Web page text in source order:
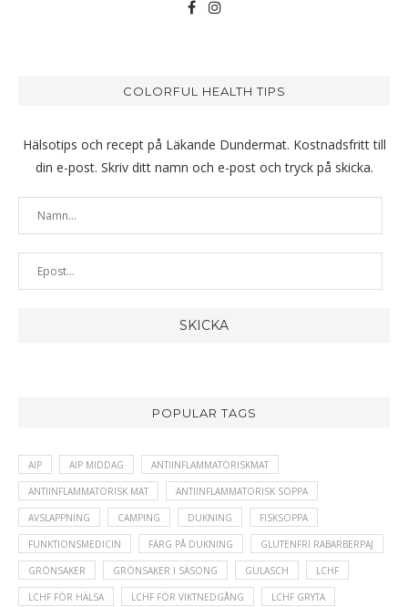
COLORFUL HEALTH TIPS
Hälsotips och recept på Läkande Dundermat. Kostnadsfritt till
din e-post. Skriv ditt namn och e-post och tryck på skicka.
POPULAR TAGS
AIP AIP MIDDAG ANTIINFLAMMATORISKMAT
ANTIINFLAMMATORISK MAT ANTIINFLAMMATORISK SOPPA
AVSLAPPNING CAMPING DUKNING FISKSOPPA
FUNKTIONSMEDICIN FÄRG PÅ DUKNING GLUTENFRI RABARBERPAJ
GRÖNSAKER GRÖNSAKER I SÄSONG GULASCH LCHF
LCHF FÖR HÄLSA LCHF FÖR VIKTNEDGÅNG LCHF GRYTA